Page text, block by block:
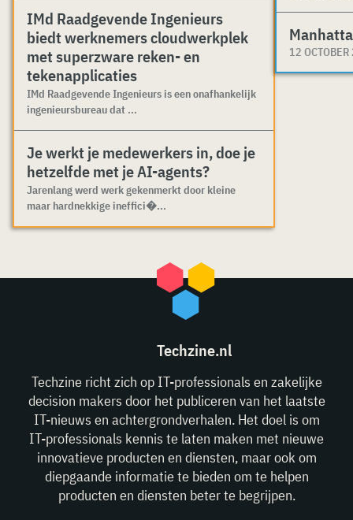
IMd Raadgevende Ingenieurs
biedt werknemers cloudwerkplek
met superzware reken- en
tekenapplicaties
IMd Raadgevende Ingenieurs is een onafhankelijk
ingenieursbureau dat ...
Je werkt je medewerkers in, doe je
hetzelfde met je AI-agents?
Jarenlang werd werk gekenmerkt door kleine
maar hardnekkige ineffici�...
12
Techzine.nl
Techzine richt zich op IT-professionals en zakelijke
decision makers door het publiceren van het laatste
IT-nieuws en achtergrondverhalen. Het doel is om
IT-professionals kennis te laten maken met nieuwe
innovatieve producten en diensten, maar ook om
diepgaande informatie te bieden om te helpen
producten en diensten beter te begrijpen.